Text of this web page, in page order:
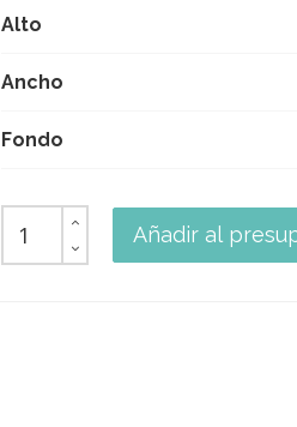
Alto
Ancho
Fondo
Añadir al